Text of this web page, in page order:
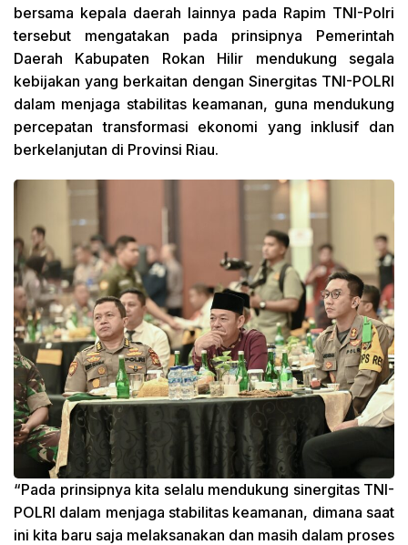
bersama kepala daerah lainnya pada Rapim TNI-Polri
tersebut mengatakan pada prinsipnya Pemerintah
Daerah Kabupaten Rokan Hilir mendukung segala
kebijakan yang berkaitan dengan Sinergitas TNI-POLRI
dalam menjaga stabilitas keamanan, guna mendukung
percepatan transformasi ekonomi yang inklusif dan
berkelanjutan di Provinsi Riau.
“Pada prinsipnya kita selalu mendukung sinergitas TNI-
POLRI dalam menjaga stabilitas keamanan, dimana saat
ini kita baru saja melaksanakan dan masih dalam proses